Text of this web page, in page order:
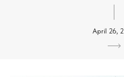
April 26,